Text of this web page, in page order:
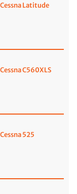
Latitude
C560XLS
525